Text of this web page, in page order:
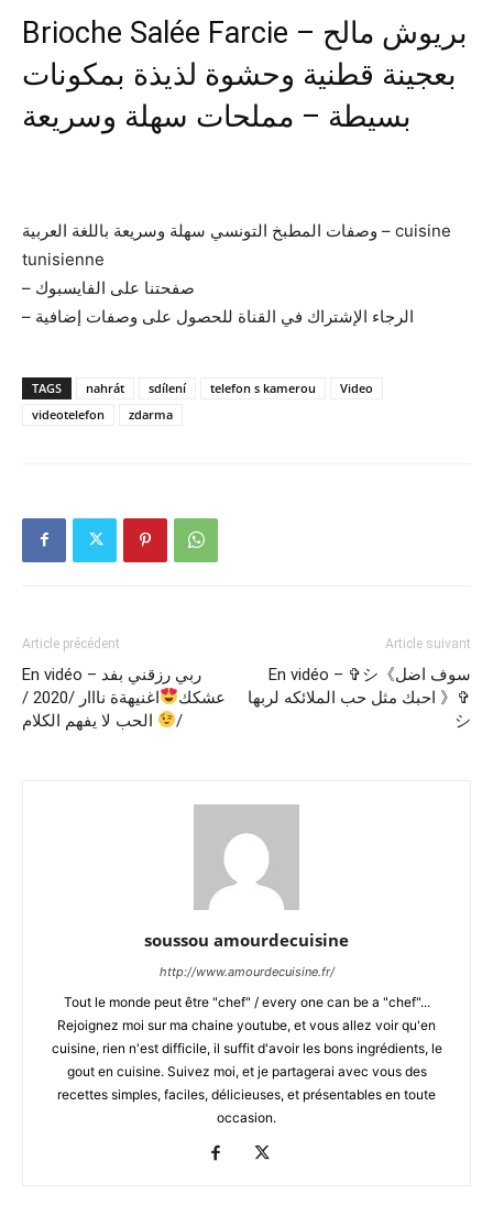
Brioche Salée Farcie – بريوش مالح
بعجينة قطنية وحشوة لذيذة بمكونات
بسيطة – مملحات سهلة وسريعة
وصفات المطبخ التونسي سهلة وسريعة باللغة العربية – cuisine
tunisienne
– صفحتنا على الفايسبوك
– الرجاء الإشتراك في القناة للحصول على وصفات إضافية
TAGS nahrát sdílení telefon s kamerou
Video
videotelefon
zdarma
Article précédent
En vidéo – ربي رزقني بفد
عشكك
اغنيهةة نااار /2020 /
/
Article suivant
En vidéo – ✞シ《سوف اضل
احبك مثل حب الملائكه لربها 》✞
シ
soussou amourdecuisine
http://www.amourdecuisine.fr/
Tout le monde peut être "chef" / every one can be a "chef"...
Rejoignez moi sur ma chaine youtube, et vous allez voir qu'en
cuisine, rien n'est difficile, il suffit d'avoir les bons ingrédients, le
gout en cuisine. Suivez moi, et je partagerai avec vous des
recettes simples, faciles, délicieuses, et présentables en toute
occasion.